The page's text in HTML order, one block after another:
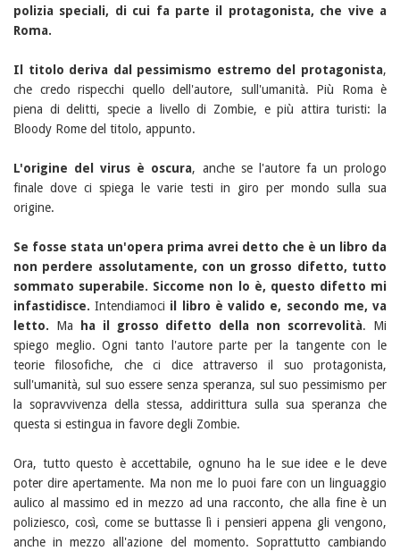
polizia speciali, di cui fa parte il protagonista, che vive a
Roma.
Il titolo deriva dal pessimismo estremo del protagonista,
che credo rispecchi quello dell'autore, sull'umanità. Più Roma è
piena di delitti, specie a livello di Zombie, e più attira turisti: la
Bloody Rome del titolo, appunto.
L'origine del virus è oscura, anche se l'autore fa un prologo
finale dove ci spiega le varie testi in giro per mondo sulla sua
origine.
Se fosse stata un'opera prima avrei detto che è un libro da
non perdere assolutamente, con un grosso difetto, tutto
sommato superabile. Siccome non lo è, questo difetto mi
infastidisce. Intendiamoci il libro è valido e, secondo me, va
letto. Ma ha il grosso difetto della non scorrevolità. Mi
spiego meglio. Ogni tanto l'autore parte per la tangente con le
teorie filosofiche, che ci dice attraverso il suo protagonista,
sull'umanità, sul suo essere senza speranza, sul suo pessimismo per
la sopravvivenza della stessa, addirittura sulla sua speranza che
questa si estingua in favore degli Zombie.
Ora, tutto questo è accettabile, ognuno ha le sue idee e le deve
poter dire apertamente. Ma non me lo puoi fare con un linguaggio
aulico al massimo ed in mezzo ad una racconto, che alla fine è un
poliziesco, così, come se buttasse lì i pensieri appena gli vengono,
anche in mezzo all'azione del momento. Soprattutto cambiando